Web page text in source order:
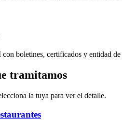
boletines, certificados y entidad
tramitamos
la tuya para ver el detalle.